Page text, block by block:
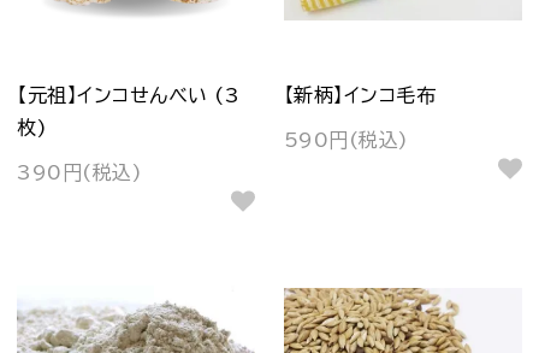
【元祖】インコせんべい (3
枚)
390円(税込)
【新柄】インコ毛布
590円(税込)